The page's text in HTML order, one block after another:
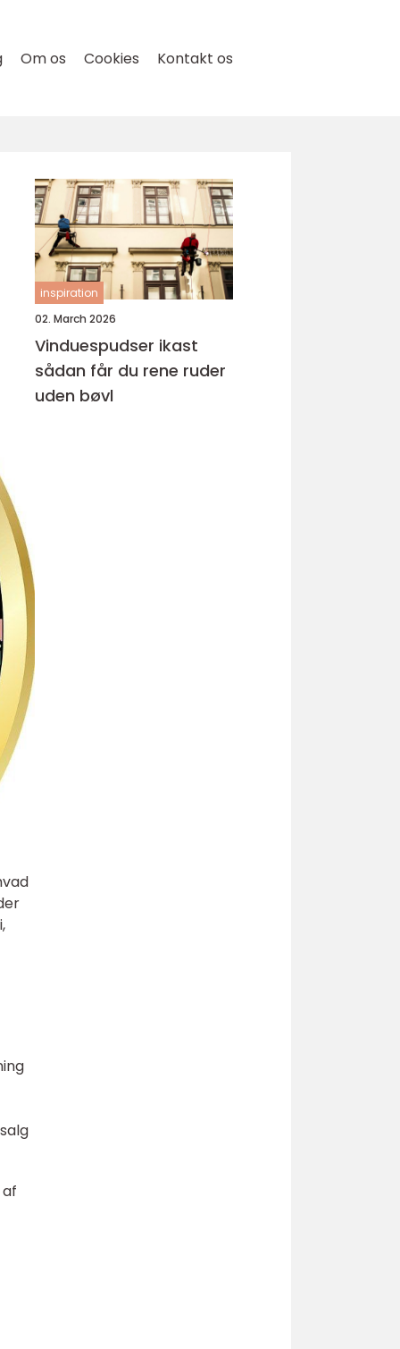
Om os Cookies Kontakt os
inspiration
02. March 2026
Vinduespudser ikast
sådan får du rene ruder
uden bøvl